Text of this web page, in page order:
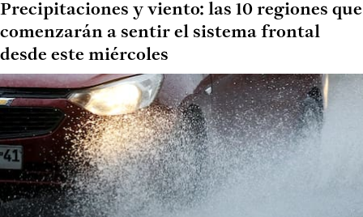
Precipitaciones y viento: las 10 regiones que
comenzarán a sentir el sistema frontal
desde este miércoles